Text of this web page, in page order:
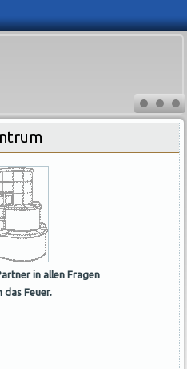
in allen Fragen
das Feuer.